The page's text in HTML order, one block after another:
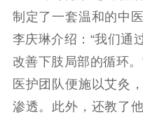
电影创作
制定了一套温和的中
李庆琳介绍：“我们通
改善下肢局部的循环
医护团队便施以艾灸
渗透。此外，还教了